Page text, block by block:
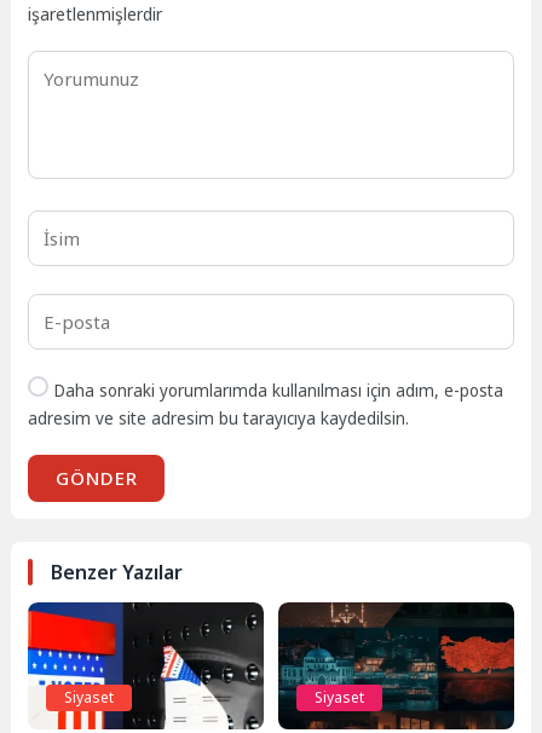
işaretlenmişlerdir
Daha sonraki yorumlarımda kullanılması için adım, e-posta
adresim ve site adresim bu tarayıcıya kaydedilsin.
GÖNDER
Benzer Yazılar
Siyaset Siyaset